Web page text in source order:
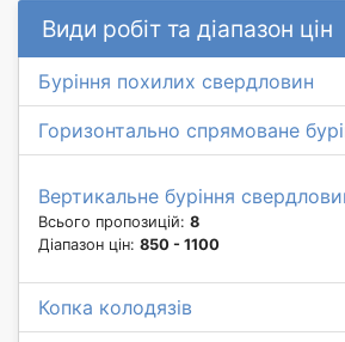
Види робіт та діапазон цін
Буріння похилих свердловин
Горизонтально спрямоване
Вертикальне буріння
Всього пропозицій: 8
Діапазон цін: 850 - 1100
Копка колодязів